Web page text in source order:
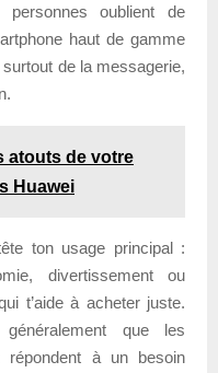
oublient de
haut de gamme
de la messagerie,
atouts de votre
Huawei
ton usage principal :
divertissement ou
t’aide à acheter juste.
que les
à un besoin